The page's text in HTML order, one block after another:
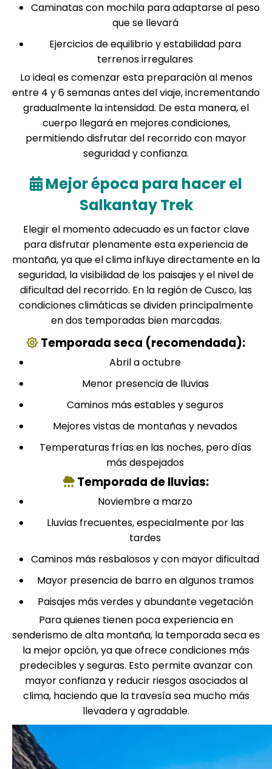
Caminatas con mochila para adaptarse al peso
que se llevará
Ejercicios de equilibrio y estabilidad para
terrenos irregulares
Lo ideal es comenzar esta preparación al menos
entre 4 y 6 semanas antes del viaje, incrementando
gradualmente la intensidad. De esta manera, el
cuerpo llegará en mejores condiciones,
permitiendo disfrutar del recorrido con mayor
seguridad y confianza.
Mejor época para hacer el
Salkantay Trek
Elegir el momento adecuado es un factor clave
para disfrutar plenamente esta experiencia de
montaña, ya que el clima influye directamente en la
seguridad, la visibilidad de los paisajes y el nivel de
dificultad del recorrido. En la región de Cusco, las
condiciones climáticas se dividen principalmente
en dos temporadas bien marcadas.
Temporada seca (recomendada):
Abril a octubre
Menor presencia de lluvias
Caminos más estables y seguros
Mejores vistas de montañas y nevados
Temperaturas frías en las noches, pero días
más despejados
Temporada de lluvias:
Noviembre a marzo
Lluvias frecuentes, especialmente por las
tardes
Caminos más resbalosos y con mayor dificultad
Mayor presencia de barro en algunos tramos
Paisajes más verdes y abundante vegetación
Para quienes tienen poca experiencia en
senderismo de alta montaña, la temporada seca es
la mejor opción, ya que ofrece condiciones más
predecibles y seguras. Esto permite avanzar con
mayor confianza y reducir riesgos asociados al
clima, haciendo que la travesía sea mucho más
llevadera y agradable.